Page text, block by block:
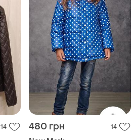
14 480 грн 14